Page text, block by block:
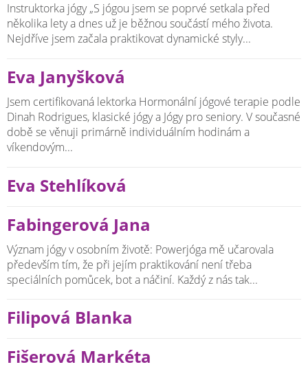
Instruktorka jógy „S jógou jsem se poprvé setkala před
několika lety a dnes už je běžnou součástí mého života.
Nejdříve jsem začala praktikovat dynamické styly...
Eva Janyšková
Jsem certifikovaná lektorka Hormonální jógové terapie podle
Dinah Rodrigues, klasické jógy a Jógy pro seniory. V současné
době se věnuji primárně individuálním hodinám a
víkendovým...
Eva Stehlíková
Fabingerová Jana
Význam jógy v osobním životě: Powerjóga mě učarovala
především tím, že při jejím praktikování není třeba
speciálních pomůcek, bot a náčiní. Každý z nás tak...
Filipová Blanka
Fišerová Markéta